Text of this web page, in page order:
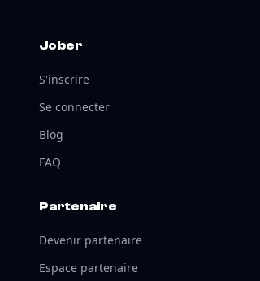
Jober
S'inscrire
Se connecter
Blog
FAQ
Partenaire
Devenir partenaire
Espace partenaire